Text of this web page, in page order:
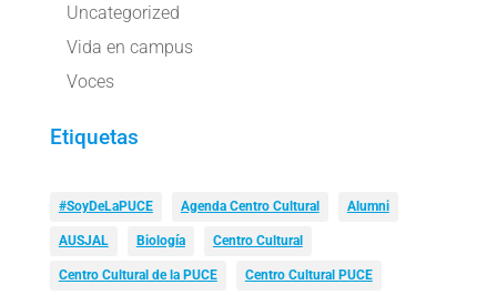
Uncategorized
Vida en campus
Voces
Etiquetas
#SoyDeLaPUCE Agenda Centro Cultural Alumni
AUSJAL Biología Centro Cultural
Centro Cultural de la PUCE Centro Cultural PUCE